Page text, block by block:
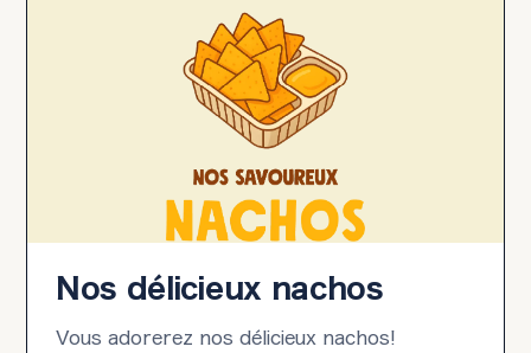
Nos délicieux nachos
Vous adorerez nos délicieux nachos!